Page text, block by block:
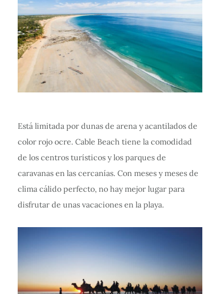
Está limitada por dunas de arena y acantilados de
color rojo ocre. Cable Beach tiene la comodidad
de los centros turísticos y los parques de
caravanas en las cercanías. Con meses y meses de
clima cálido perfecto, no hay mejor lugar para
disfrutar de unas vacaciones en la playa.